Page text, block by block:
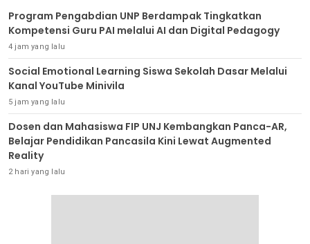
Program Pengabdian UNP Berdampak Tingkatkan
Kompetensi Guru PAI melalui AI dan Digital Pedagogy
4 jam yang lalu
Social Emotional Learning Siswa Sekolah Dasar Melalui
Kanal YouTube Minivila
5 jam yang lalu
Dosen dan Mahasiswa FIP UNJ Kembangkan Panca-AR,
Belajar Pendidikan Pancasila Kini Lewat Augmented
Reality
2 hari yang lalu